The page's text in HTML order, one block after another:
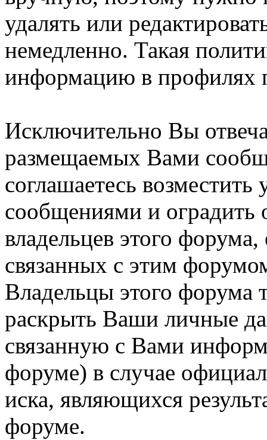
удалять или
немедленно. Такая
информацию в профилях
Исключительно Вы
размещаемых Вами
соглашаетесь
сообщениями и оградить
владельцев этого
связанных с этим
Владельцы этого форума
раскрыть Ваши личные
связанную с Вами
форуме) в случае
иска, являющихся
форуме.